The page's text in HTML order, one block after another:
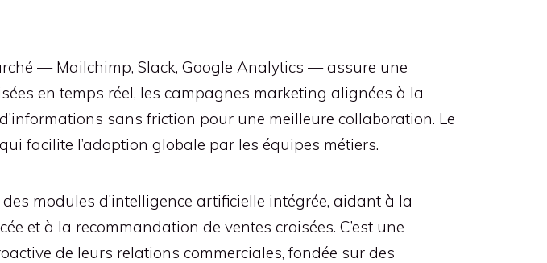
— Mailchimp, Slack, Google Analytics — assure une
en temps réel, les campagnes marketing alignées à la
sans friction pour une meilleure collaboration. Le
facilite l’adoption globale par les équipes métiers.
modules d’intelligence artificielle intégrée, aidant à la
et à la recommandation de ventes croisées. C’est une
de leurs relations commerciales, fondée sur des